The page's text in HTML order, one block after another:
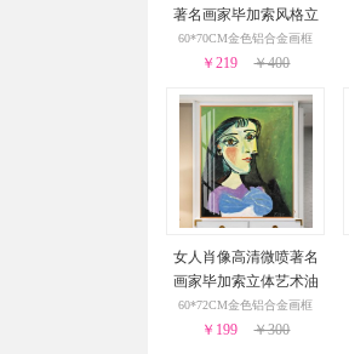
著名画家毕加索风格立
体艺术油画经典艺术装
饰画
60*70CM金色铝合金画框
￥219 ￥400
女人肖像高清微喷著名
画家毕加索立体艺术油
画经典艺术装饰画
60*72CM金色铝合金画框
￥199 ￥300